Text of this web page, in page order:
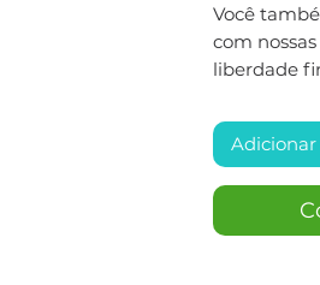
Você
com
liberdade